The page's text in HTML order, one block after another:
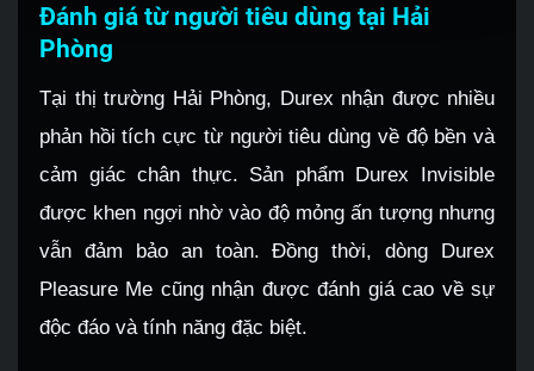
Đánh giá từ người tiêu dùng tại Hải
Phòng
Tại thị trường Hải Phòng, Durex nhận được nhiều
phản hồi tích cực từ người tiêu dùng về độ bền và
cảm giác chân thực. Sản phẩm Durex Invisible
được khen ngợi nhờ vào độ mỏng ấn tượng nhưng
vẫn đảm bảo an toàn. Đồng thời, dòng Durex
Pleasure Me cũng nhận được đánh giá cao về sự
độc đáo và tính năng đặc biệt.